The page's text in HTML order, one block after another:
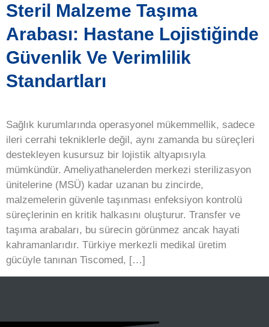
Steril Malzeme Taşıma
Arabası: Hastane Lojistiğinde
Güvenlik Ve Verimlilik
Standartları
Sağlık kurumlarında operasyonel mükemmellik, sadece
ileri cerrahi tekniklerle değil, aynı zamanda bu süreçleri
destekleyen kusursuz bir lojistik altyapısıyla
mümkündür. Ameliyathanelerden merkezi sterilizasyon
ünitelerine (MSÜ) kadar uzanan bu zincirde,
malzemelerin güvenle taşınması enfeksiyon kontrolü
süreçlerinin en kritik halkasını oluşturur. Transfer ve
taşıma arabaları, bu sürecin görünmez ancak hayati
kahramanlarıdır. Türkiye merkezli medikal üretim
gücüyle tanınan Tiscomed, […]